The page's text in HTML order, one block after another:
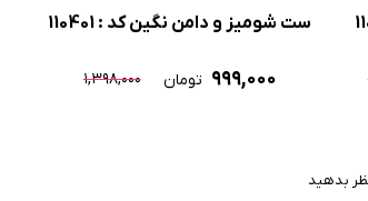
ست شومیز و دامن نگین کد : 110401
۹۹۹,۰۰۰ تومان ۱,۳۹۸,۰۰۰
بدهید